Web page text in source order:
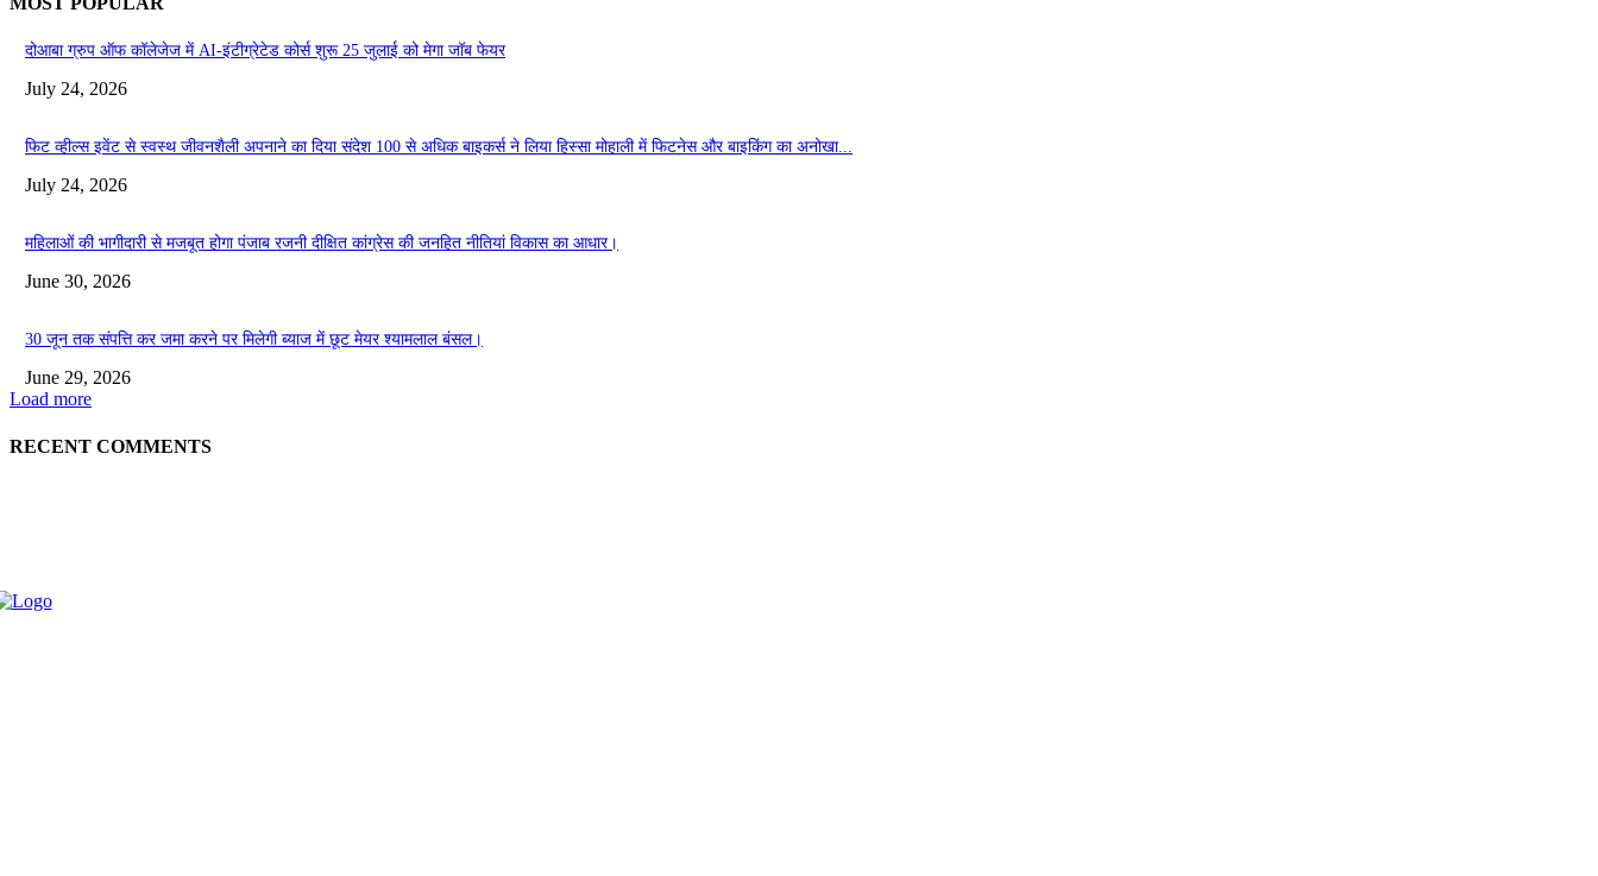
दोआबा ग्रुप ऑफ कॉलेजेज में AI-इंटीग्रेटेड कोर्स शुरू 25 जुलाई को मेगा जॉब फेयर
July 24, 2026
फिट व्हील्स इवेंट से स्वस्थ जीवनशैली अपनाने का दिया संदेश 100 से अधिक बाइकर्स ने लिया हिस्सा मोहाली में फिटनेस और बाइकिंग का अनोखा...
July 24, 2026
महिलाओं की भागीदारी से मजबूत होगा पंजाब रजनी दीक्षित कांग्रेस की जनहित नीतियां विकास का आधार।
June 30, 2026
30 जून तक संपत्ति कर जमा करने पर मिलेगी ब्याज में छूट मेयर श्यामलाल बंसल।
June 29, 2026
Load more
RECENT COMMENTS